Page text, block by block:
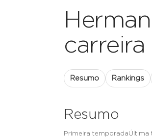
carreira
Resumo Rankings
Resumo
Primeira temporadaÚltima